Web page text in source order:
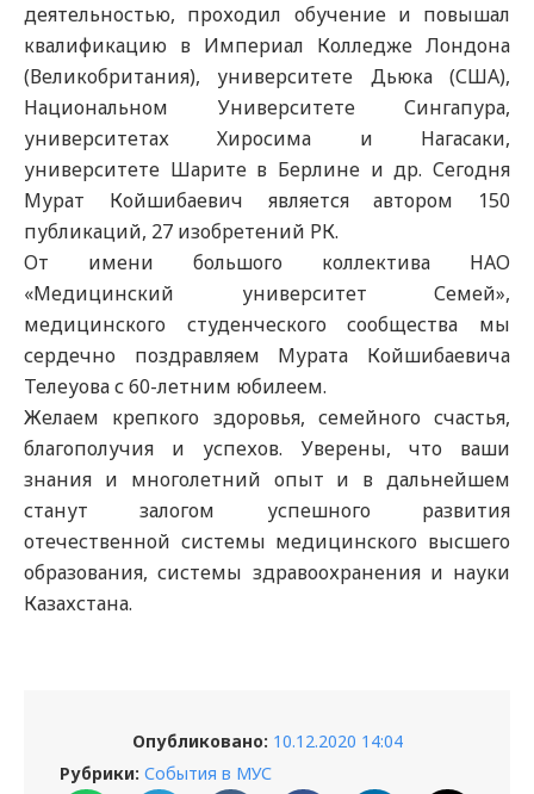
деятельностью, проходил обучение и повышал
квалификацию в Империал Колледже Лондона
(Великобритания), университете Дьюка (США),
Национальном Университете Сингапура,
университетах Хиросима и Нагасаки,
университете Шарите в Берлине и др. Сегодня
Мурат Койшибаевич является автором 150
публикаций, 27 изобретений РК.
От имени большого коллектива НАО
«Медицинский университет Семей»,
медицинского студенческого сообщества мы
сердечно поздравляем Мурата Койшибаевича
Телеуова с 60-летним юбилеем.
Желаем крепкого здоровья, семейного счастья,
благополучия и успехов. Уверены, что ваши
знания и многолетний опыт и в дальнейшем
станут залогом успешного развития
отечественной системы медицинского высшего
образования, системы здравоохранения и науки
Казахстана.
Опубликовано: 10.12.2020 14:04
Рубрики: События в МУС